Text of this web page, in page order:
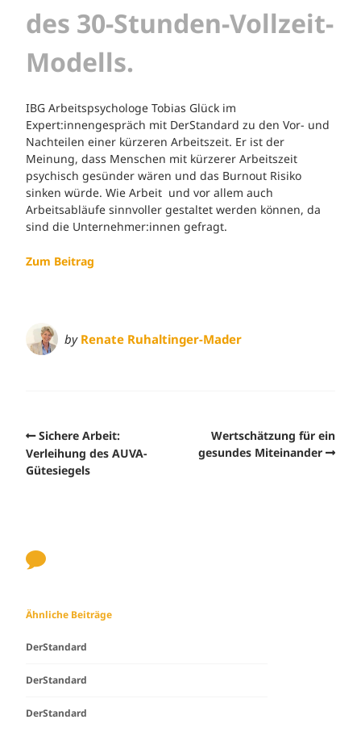
des 30-Stunden-Vollzeit-
Modells.
IBG Arbeitspsychologe Tobias Glück im
Expert:innengespräch mit DerStandard zu den Vor- und
Nachteilen einer kürzeren Arbeitszeit. Er ist der
Meinung, dass Menschen mit kürzerer Arbeitszeit
psychisch gesünder wären und das Burnout Risiko
sinken würde. Wie Arbeit und vor allem auch
Arbeitsabläufe sinnvoller gestaltet werden können, da
sind die Unternehmer:innen gefragt.
Zum Beitrag
by Renate Ruhaltinger-Mader
Sichere Arbeit:
Verleihung des AUVA-
Gütesiegels
Wertschätzung für ein
gesundes Miteinander
Ähnliche Beiträge
DerStandard
DerStandard
DerStandard